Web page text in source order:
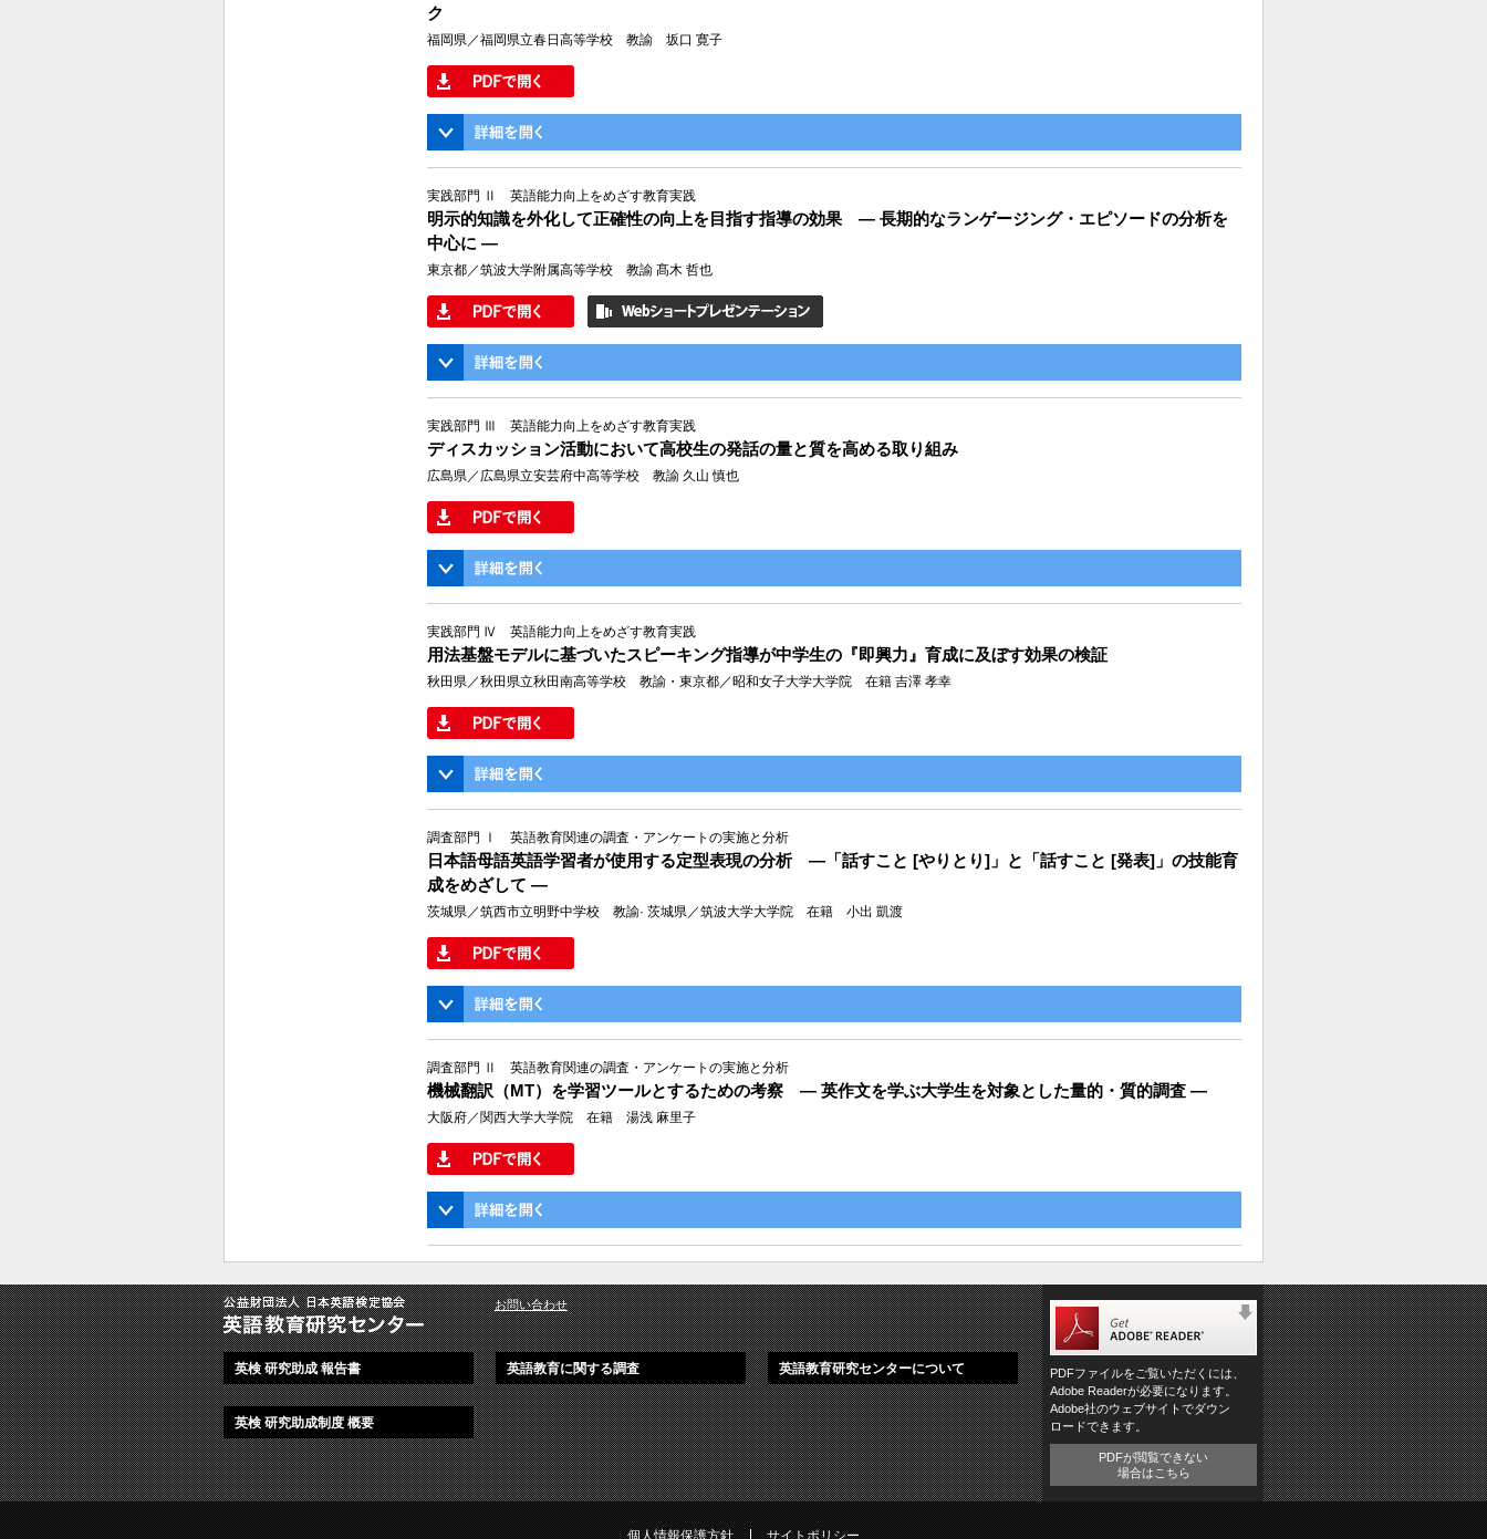
ク
福岡県／福岡県立春日高等学校 教諭 坂口 寛子
実践部門 Ⅱ 英語能力向上をめざす教育実践
明示的知識を外化して正確性の向上を目指す指導の効果 ― 長期的なランゲージング・エピソードの分析を
中心に ―
東京都／筑波大学附属高等学校 教諭 髙木 哲也
実践部門 Ⅲ 英語能力向上をめざす教育実践
ディスカッション活動において高校生の発話の量と質を高める取り組み
広島県／広島県立安芸府中高等学校 教諭 久山 慎也
実践部門 Ⅳ 英語能力向上をめざす教育実践
用法基盤モデルに基づいたスピーキング指導が中学生の『即興力』育成に及ぼす効果の検証
秋田県／秋田県立秋田南高等学校 教諭・東京都／昭和女子大学大学院 在籍 吉澤 孝幸
調査部門 Ⅰ 英語教育関連の調査・アンケートの実施と分析
日本語母語英語学習者が使用する定型表現の分析 ―「話すこと [やりとり]」と「話すこと [発表]」の技能育
成をめざして ―
茨城県／筑西市立明野中学校 教諭· 茨城県／筑波大学大学院 在籍 小出 凱渡
調査部門 Ⅱ 英語教育関連の調査・アンケートの実施と分析
機械翻訳（MT）を学習ツールとするための考察 ― 英作文を学ぶ大学生を対象とした量的・質的調査 ―
大阪府／関西大学大学院 在籍 湯浅 麻里子
お問い合わせ
英検 研究助成 報告書
英検 研究助成制度 概要
英語教育に関する調査 英語教育研究センターについて
PDFファイルをご覧いただくには、
Adobe Readerが必要になります。
Adobe社のウェブサイトでダウン
ロードできます。
PDFが閲覧できない
場合はこちら
個人情報保護方針 サイトポリシー